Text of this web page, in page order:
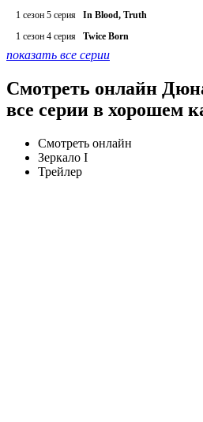
1 сезон 5 серия
In Blood, Truth
1 сезон 4 серия
Twice Born
показать все серии
Смотреть онлайн
все серии в хорошем
Смотреть онлайн
Зеркало I
Трейлер